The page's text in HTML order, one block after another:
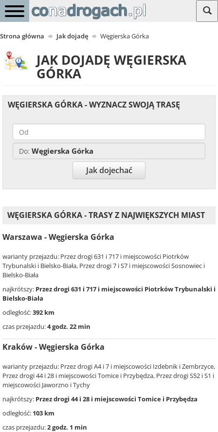
Strona główna Jak dojadę Węgierska Górka
JAK DOJADĘ WĘGIERSKA
GÓRKA
WĘGIERSKA GÓRKA - WYZNACZ SWOJĄ TRASĘ
Do: Węgierska Górka
Jak dojechać
WĘGIERSKA GÓRKA - TRASY Z NAJWIĘKSZYCH MIAST
Warszawa - Węgierska Górka
warianty przejazdu: Przez drogi 631 i 717 i miejscowości Piotrków
Trybunalski i Bielsko-Biała, Przez drogi 7 i S7 i miejscowości Sosnowiec i
Bielsko-Biała
najkrótszy: Przez drogi 631 i 717 i miejscowości Piotrków Trybunalski i
Bielsko-Biała
odległość:392 km
czas przejazdu:4 godz. 22 min
Kraków - Węgierska Górka
warianty przejazdu: Przez drogi A4 i 7 i miejscowości Izdebnik i Zembrzyce,
Przez drogi 44 i 28 i miejscowości Tomice i Przybędza, Przez drogi S52 i S1 i
miejscowości Jaworzno i Tychy
najkrótszy: Przez drogi 44 i 28 i miejscowości Tomice i Przybędza
odległość: 103 km
czas przejazdu:2 godz. 1 min